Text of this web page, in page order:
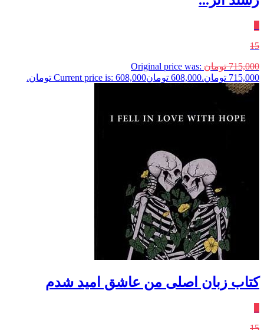
15
715,000 تومان Original price was:
715,000 تومان.
608,000 تومانCurrent price is: 608,000 تومان.
کتاب زبان اصلی من عاشق امید شدم
15